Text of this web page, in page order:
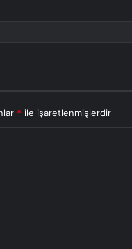
* ile işaretlenmişlerdir